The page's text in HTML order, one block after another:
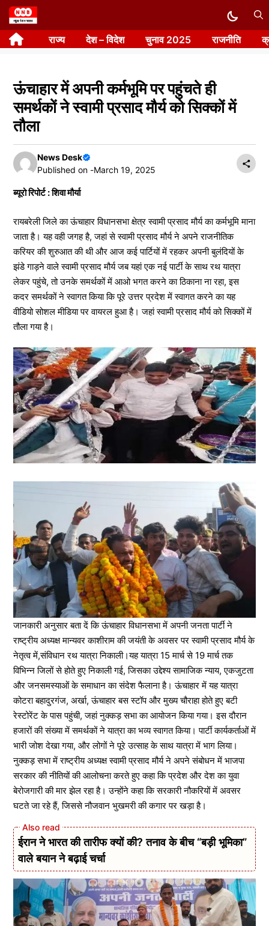
Skip
to
content राज्य देश – विदेश चुनाव 2025 राजनीति
ऊंचाहार में अपनी कर्मभूमि पर पहुंचते ही
समर्थकों ने स्वामी प्रसाद मौर्य को सिक्कों में
तौला
News Desk
Published on -March 19, 2025
ब्यूरो रिपोर्ट : शिवा मौर्या
रायबरेली जिले का ऊंचाहार विधानसभा क्षेत्र स्वामी प्रसाद मौर्य का कर्मभूमि माना
जाता है। यह वही जगह है, जहां से स्वामी प्रसाद मौर्य ने अपने राजनीतिक
करियर की शुरुआत की थी और आज कई पार्टियों में रहकर अपनी बुलंदियों के
झंडे गाड़ने वाले स्वामी प्रसाद मौर्य जब यहां एक नई पार्टी के साथ रथ यात्रा
लेकर पहुंचे, तो उनके समर्थकों में आओ भगत करने का ठिकाना ना रहा, इस
कदर समर्थकों ने स्वागत किया कि पूरे उत्तर प्रदेश में स्वागत करने का यह
वीडियो सोशल मीडिया पर वायरल हुआ है। जहां स्वामी प्रसाद मौर्य को सिक्कों में
तौला गया है।
जानकारी अनुसार बता दें कि ऊंचाहार विधानसभा में अपनी जनता पार्टी ने
राष्ट्रीय अध्यक्ष मान्यवर काशीराम की जयंती के अवसर पर स्वामी प्रसाद मौर्य के
नेतृत्व में,संविधान रथ यात्रा निकाली।यह यात्रा 15 मार्च से 19 मार्च तक
विभिन्न जिलों से होते हुए निकाली गई, जिसका उद्देश्य सामाजिक न्याय, एकजुटता
और जनसमस्याओं के समाधान का संदेश फैलाना है। ऊंचाहार में यह यात्रा
कोटरा बहादुरगंज, अर्खा, ऊंचाहार बस स्टॉप और मुख्य चौराहा होते हुए बटी
रेस्टोरेंट के पास पहुंची, जहां नुक्कड़ सभा का आयोजन किया गया। इस दौरान
हजारों की संख्या में समर्थकों ने यात्रा का भव्य स्वागत किया। पार्टी कार्यकर्ताओं में
भारी जोश देखा गया, और लोगों ने पूरे उत्साह के साथ यात्रा में भाग लिया।
नुक्कड़ सभा में राष्ट्रीय अध्यक्ष स्वामी प्रसाद मौर्य ने अपने संबोधन में भाजपा
सरकार की नीतियों की आलोचना करते हुए कहा कि प्रदेश और देश का युवा
बेरोजगारी की मार झेल रहा है। उन्होंने कहा कि सरकारी नौकरियों में अवसर
घटते जा रहे हैं, जिससे नौजवान भुखमरी की कगार पर खड़ा है।
ईरान ने भारत की तारीफ क्यों की? तनाव के बीच “बड़ी भूमिका”
वाले बयान ने बढ़ाई चर्चा